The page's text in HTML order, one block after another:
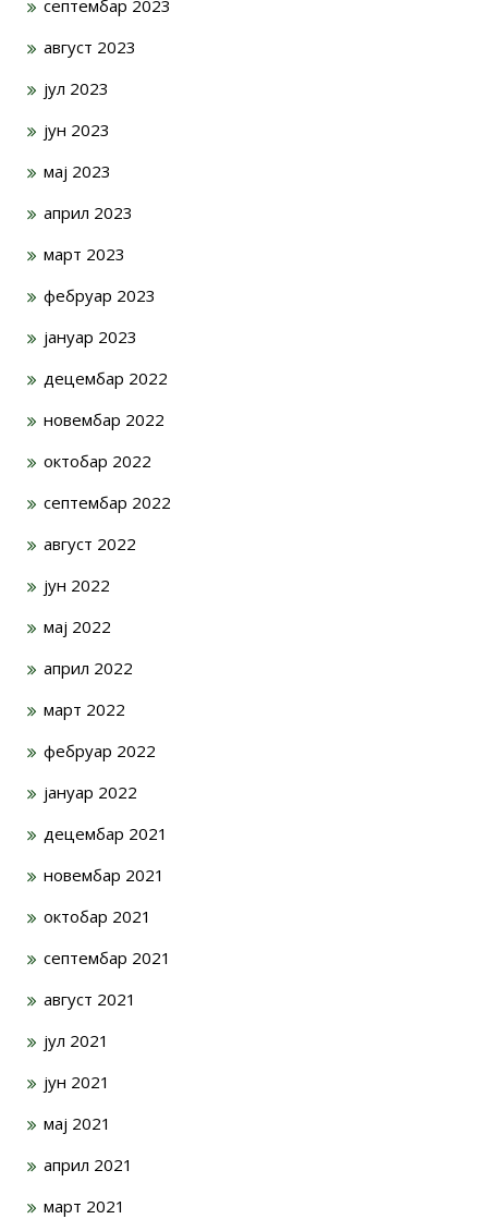
септембар 2023
август 2023
јул 2023
јун 2023
мај 2023
април 2023
март 2023
фебруар 2023
јануар 2023
децембар 2022
новембар 2022
октобар 2022
септембар 2022
август 2022
јун 2022
мај 2022
април 2022
март 2022
фебруар 2022
јануар 2022
децембар 2021
новембар 2021
октобар 2021
септембар 2021
август 2021
јул 2021
јун 2021
мај 2021
април 2021
март 2021